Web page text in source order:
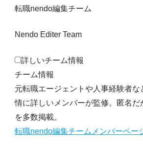
転職nendo編集チーム
Nendo Editer Team
詳しいチーム情報
チーム情報
元転職エージェントや人事経験者な
情に詳しいメンバーが監修。匿名だ
を多数掲載。
転職nendo編集チームメンバーペー